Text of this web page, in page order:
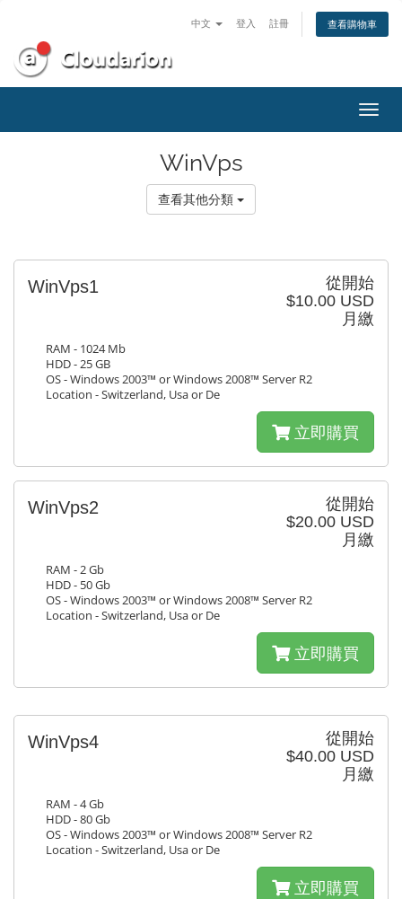
中文 登入 註冊 查看購物車
切
換
WinVps
查看其他分類
從開始
$10.00 USD
月繳
WinVps1
RAM - 1024 Mb
HDD - 25 GB
OS - Windows 2003™ or Windows 2008™ Server R2
Location - Switzerland, Usa or De
立即購買
從開始
$20.00 USD
月繳
WinVps2
RAM - 2 Gb
HDD - 50 Gb
OS - Windows 2003™ or Windows 2008™ Server R2
Location - Switzerland, Usa or De
立即購買
從開始
$40.00 USD
月繳
WinVps4
RAM - 4 Gb
HDD - 80 Gb
OS - Windows 2003™ or Windows 2008™ Server R2
Location - Switzerland, Usa or De
立即購買